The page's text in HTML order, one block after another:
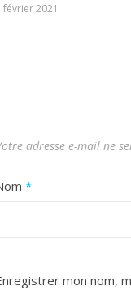
février 2021
adresse e-mail ne
*
mon nom,